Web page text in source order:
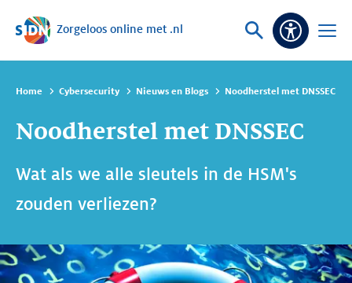
Sla navigatie over
Zorgeloos online met .nl
Vraag
Open
Home Cybersecurity Nieuws en Blogs Noodherstel met DNSSEC
Noodherstel met DNSSEC
Wat als we alle sleutels in de HSM's
zouden verliezen?